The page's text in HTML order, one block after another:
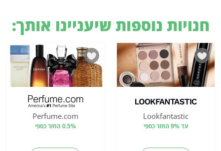
חנויות נוספות שיעניינו אותך:
Lookfantastic
עד 9% החזר כספי
Perfume.com
0.5% החזר כספי